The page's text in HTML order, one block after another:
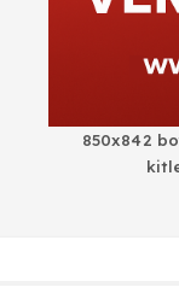
850x842